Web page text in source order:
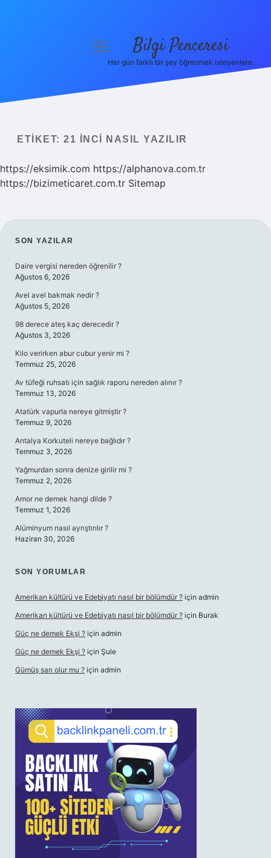
Yasal Uyarı
Hakkımızda
menüyü
Bilgi Penceresi
Her gün farklı bir şey öğrenmek isteyenlere.
ETIKET: 21 INCI NASIL YAZILIR
https://eksimik.com https://alphanova.com.tr
https://bizimeticaret.com.tr Sitemap
SIDEBAR
SON YAZILAR
Daire vergisi nereden öğrenilir ?
Ağustos 6, 2026
Avel avel bakmak nedir ?
Ağustos 5, 2026
98 derece ateş kaç derecedir ?
Ağustos 3, 2026
Kilo verirken abur cubur yenir mi ?
Temmuz 25, 2026
Av tüfeği ruhsatı için sağlık raporu nereden alınır ?
Temmuz 13, 2026
Atatürk vapurla nereye gitmiştir ?
Temmuz 9, 2026
Antalya Korkuteli nereye bağlıdır ?
Temmuz 3, 2026
Yağmurdan sonra denize girilir mi ?
Temmuz 2, 2026
Amor ne demek hangi dilde ?
Temmuz 1, 2026
Alüminyum nasıl ayrıştırılır ?
Haziran 30, 2026
SON YORUMLAR
Amerikan kültürü ve Edebiyatı nasıl bir bölümdür ? için admin
Amerikan kültürü ve Edebiyatı nasıl bir bölümdür ? için Burak
Güç ne demek Ekşi ? için admin
Güç ne demek Ekşi ? için Şule
Gümüş sarı olur mu ? için admin